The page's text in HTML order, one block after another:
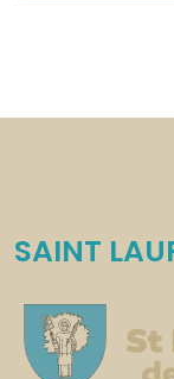
SAINT